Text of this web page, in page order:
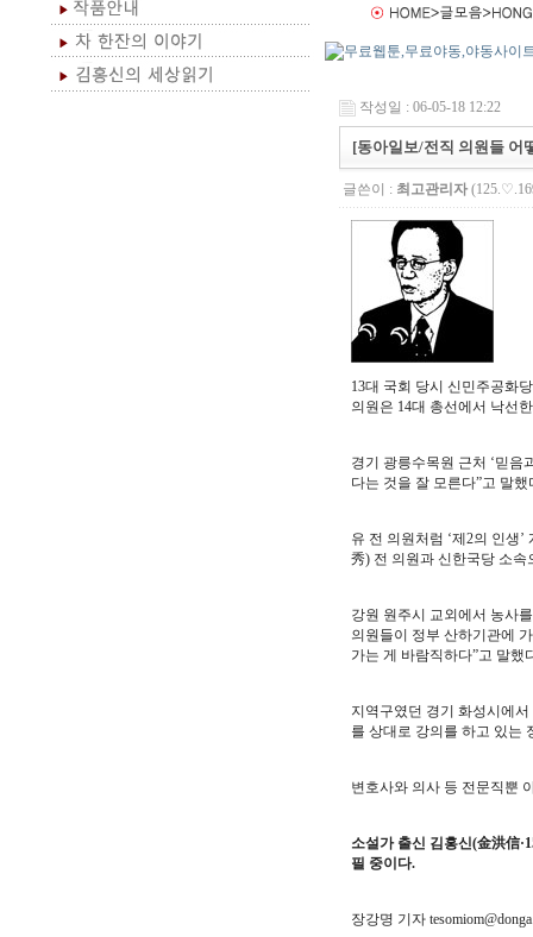
작성일 : 06-05-18 12:22
[동아일보/전직 의원들 어
글쓴이 : 최고관리자
13대 국회 당시 신민주공화
의원은 14대 총선에서 낙선
경기 광릉수목원 근처 ‘믿음
다는 것을 잘 모른다”고 말했
유 전 의원처럼 ‘제2의 인생
秀) 전 의원과 신한국당 소속
강원 원주시 교외에서 농사
의원들이 정부 산하기관에
가는 게 바람직하다”고 말했
지역구였던 경기 화성시에
를 상대로 강의를 하고 있는
변호사와 의사 등 전문직뿐
소설가 출신 김홍신(金洪信
필 중이다.
장강명 기자